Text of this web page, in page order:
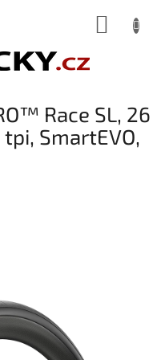
Race SL, 26
tpi, SmartEVO,